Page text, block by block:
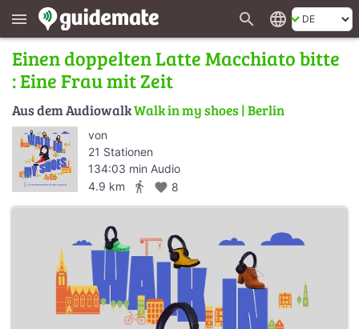
menu search language
Einen doppelten Latte Macchiato bitte
: Eine Frau mit Zeit
Aus dem AudiowalkWalk in my shoes | Berlin
von
21 Stationen
134:03 min Audio
4.9 km
directions_walk favorite 8